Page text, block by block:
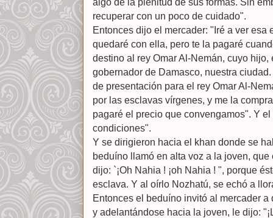
recuperar con un poco de cuidado".
Entonces dijo el mercader: "Iré a ver esa
quedaré con ella, pero te la pagaré
destino al rey Omar Al-Nemán, cuyo
gobernador de Damasco, nuestra
de presentación para el rey Omar Al-
por las esclavas vírgenes, y me la
pagaré el precio que convengamos". Y
condiciones".
Y se dirigieron hacia el khan donde se
beduíno llamó en alta voz a la joven,
dijo: `¡Oh Nahia ! ¡oh Nahia ! ", porque
esclava. Y al oírlo Nozhatú, se echó a
Entonces el beduíno invitó al mercader
y adelantándose hacia la joven, le dijo: